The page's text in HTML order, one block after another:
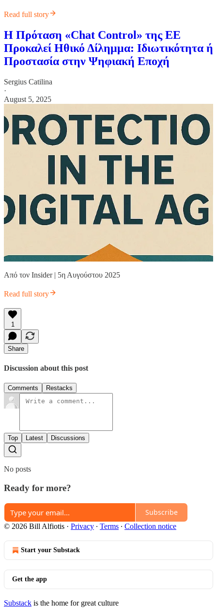
Read full story
Η Πρόταση «Chat Control» της ΕΕ
Προκαλεί Ηθικό Δίλημμα: Ιδιωτικότητα ή
Προστασία στην Ψηφιακή Εποχή
Sergius Catilina
·
August 5, 2025
Από τον Insider | 5η Αυγούστου 2025
Read full story
1
Share
Discussion about this post
Comments Restacks
Top Latest Discussions
No posts
Ready for more?
Subscribe
© 2026 Bill Alfiotis · Privacy ∙ Terms ∙ Collection notice
Start your Substack
Get the app
Substack is the home for great culture